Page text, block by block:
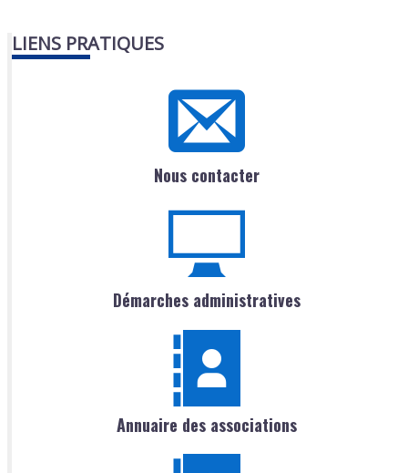
LIENS PRATIQUES
Nous contacter
Démarches administratives
Annuaire des associations